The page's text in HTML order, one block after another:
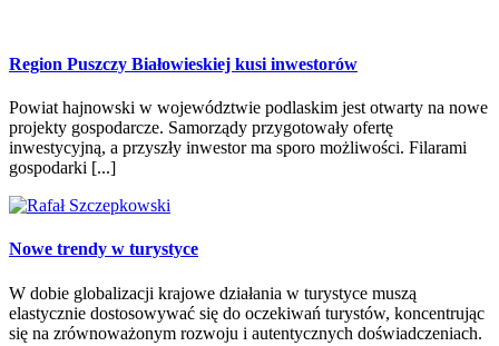
Region Puszczy Białowieskiej kusi inwestorów
Powiat hajnowski w województwie podlaskim jest otwarty na nowe
projekty gospodarcze. Samorządy przygotowały ofertę
inwestycyjną, a przyszły inwestor ma sporo możliwości. Filarami
gospodarki [...]
Nowe trendy w turystyce
W dobie globalizacji krajowe działania w turystyce muszą
elastycznie dostosowywać się do oczekiwań turystów, koncentrując
się na zrównoważonym rozwoju i autentycznych doświadczeniach.